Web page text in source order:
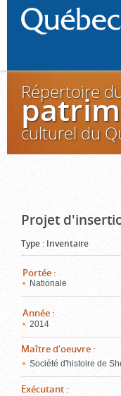
Répertoire
culturel du
Projet
Type : Inventaire
Portée :
Nationale
Année :
2014
Maître d'oeuvre :
Société d'histoire de
Exécutant :